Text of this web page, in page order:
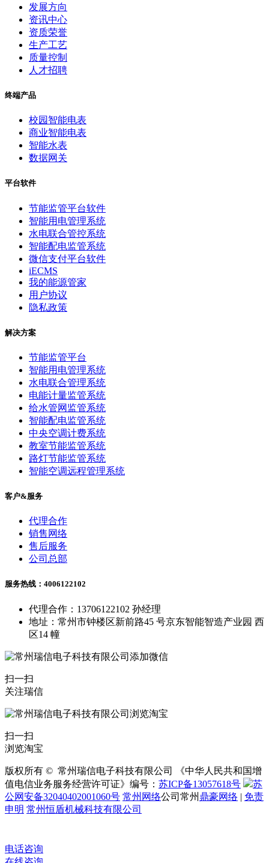
发展方向
资讯中心
资质荣誉
生产工艺
质量控制
人才招聘
终端产品
校园智能电表
商业智能电表
智能水表
数据网关
平台软件
节能监管平台软件
智能用电管理系统
水电联合管控系统
智能配电监管系统
微信支付平台软件
iECMS
我的能源管家
用户协议
隐私政策
解决方案
节能监管平台
智能用电管理系统
水电联合管理系统
电能计量监管系统
给水管网监管系统
智能配电监管系统
中央空调计费系统
教室节能监管系统
路灯节能监管系统
智能空调远程管理系统
客户&服务
代理合作
销售网络
售后服务
公司总部
服务热线：4006122102
代理合作：13706122102 孙经理
地址：常州市钟楼区新前路45 号京东智能智造产业园 西
区14 幢
扫一扫
关注瑞信
扫一扫
浏览淘宝
版权所有 © 常州瑞信电子科技有限公司 《中华人民共和国增
值电信业务服务经营许可证》编号： 苏ICP备13057618号
苏
公网安备32040402001060号 常州网络公司常州 鼎豪网络 | 免责
申明 常州恒盾机械科技有限公司
电话咨询